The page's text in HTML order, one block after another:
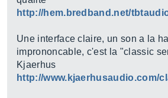
http://hem.bredband.net/
Une interface claire, un son a la
imprononcable, c'est la "classic
Kjaerhus
http://www.kjaerhusaudio.com/